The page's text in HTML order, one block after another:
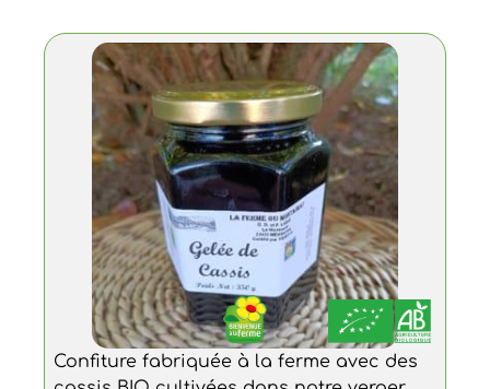
Confiture fabriquée à la ferme avec des